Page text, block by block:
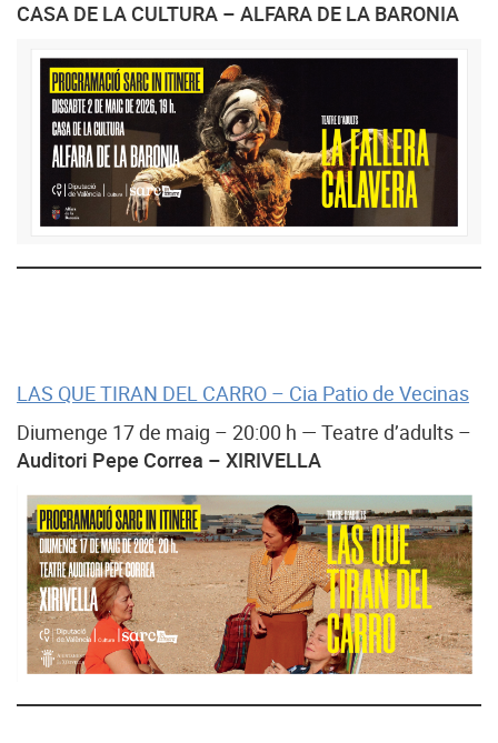
CASA DE LA CULTURA – ALFARA DE LA BARONIA
LAS QUE TIRAN DEL CARRO – Cia Patio de Vecinas
Diumenge 17 de maig – 20:00 h — Teatre d’adults –
Auditori Pepe Correa – XIRIVELLA